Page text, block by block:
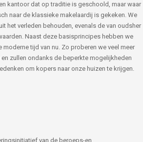
kantoor dat op traditie is geschoold, maar waar
naar de klassieke makelaardij is gekeken. We
het verleden behouden, evenals de van oudsher
Naast deze basisprincipes hebben we
tijd van nu. Zo proberen we veel meer
zullen ondanks de beperkte mogelijkheden
om kopers naar onze huizen te krijgen.
van de beroeps-en